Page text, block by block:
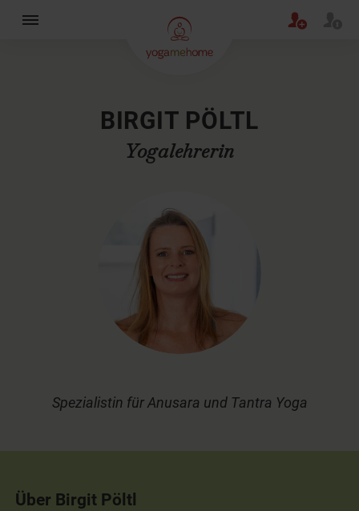
BIRGIT PÖLTL
Yogalehrerin
Spezialistin für Anusara und Tantra Yoga
Über Birgit Pöltl